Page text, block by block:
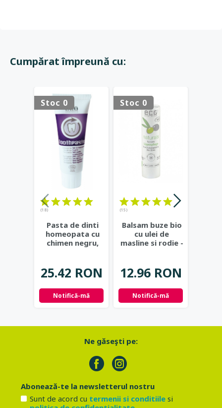
Cumpărat împreună cu:
Stoc 0
(18)
Pasta de dinti
homeopata cu
chimen negru,
25.42 RON
Notifică-mă
Stoc 0
(15)
Balsam buze bio
cu ulei de
masline si rodie -
12.96 RON
Notifică-mă
Ne găseşti pe:
Abonează-te la newsletterul nostru
Sunt de acord cu termenii si conditiilesi